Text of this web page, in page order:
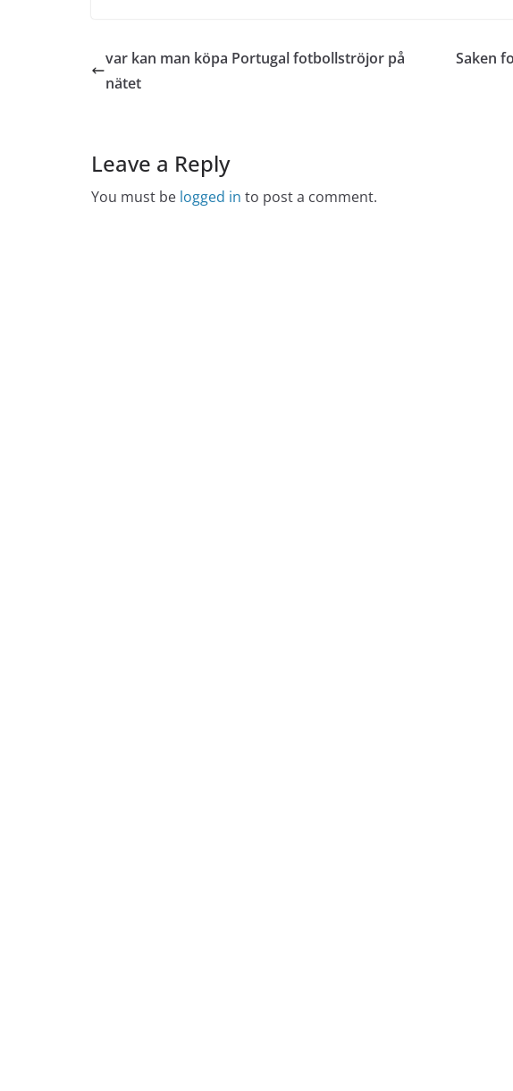
var kan man köpa Portugal fotbollströjor på
nätet
Saken
Leave a Reply
You must be logged in to post a comment.